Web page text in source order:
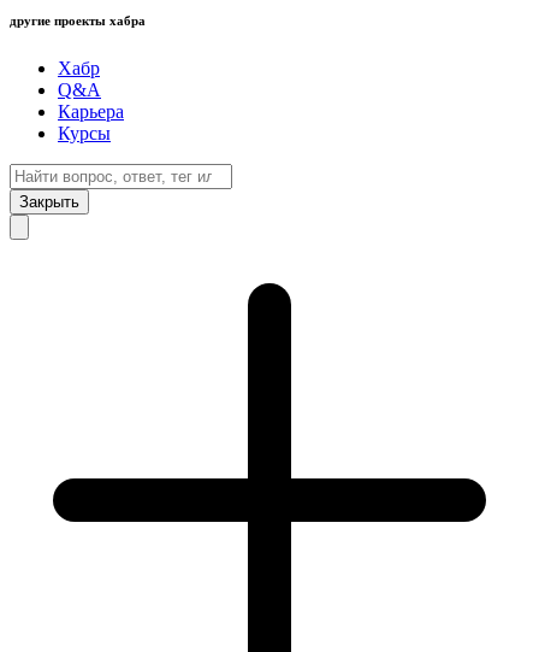
другие проекты хабра
Хабр
Q&A
Карьера
Курсы
Закрыть